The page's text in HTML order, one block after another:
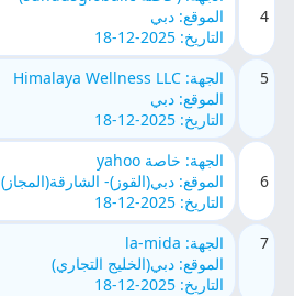
4
الموقع: دبي
التاريخ: 2025-12-18
5
الجهة: Himalaya Wellness LLC
الموقع: دبي
التاريخ: 2025-12-18
6
الجهة: خاصة yahoo
الموقع: دبي(القوز)- الشارقة(المجاز)
التاريخ: 2025-12-18
7
الجهة: la-mida
الموقع: دبي(الخليج التجاري)
التاريخ: 2025-12-18